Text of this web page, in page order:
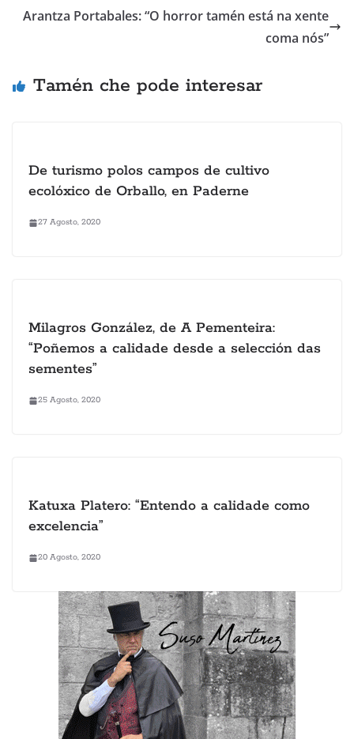
Arantza Portabales: “O horror tamén está na xente
coma nós”
Tamén che pode interesar
De turismo polos campos de cultivo
ecolóxico de Orballo, en Paderne
27 Agosto, 2020
Milagros González, de A Pementeira:
“Poñemos a calidade desde a selección das
sementes”
25 Agosto, 2020
Katuxa Platero: “Entendo a calidade como
excelencia”
20 Agosto, 2020